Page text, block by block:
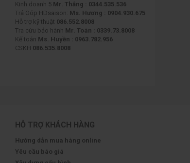
Kinh doanh 5 Mr. Thắng : 0344.535.536
Trả Góp HDsaison: Ms. Hương : 0904.930.675
Hỗ trợ kỹ thuật 086.552.8008
Tra cứu bảo hành Mr. Toán : 0339.73.8008
Kế toán Ms. Huyền : 0963.782.956
CSKH 086.535.8008
HỖ TRỢ KHÁCH HÀNG
Hướng dẫn mua hàng online
Yêu cầu báo giá